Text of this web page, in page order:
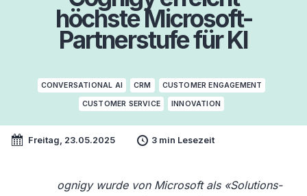
höchste Microsoft-
Partnerstufe für KI
CONVERSATIONAL AI CRM CUSTOMER ENGAGEMENT
CUSTOMER SERVICE INNOVATION
Freitag, 23.05.2025 3 min Lesezeit
ognigy wurde von Microsoft als «Solutions-